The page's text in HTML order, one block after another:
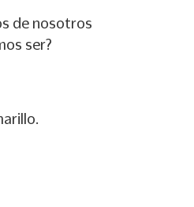
de nosotros
ser?